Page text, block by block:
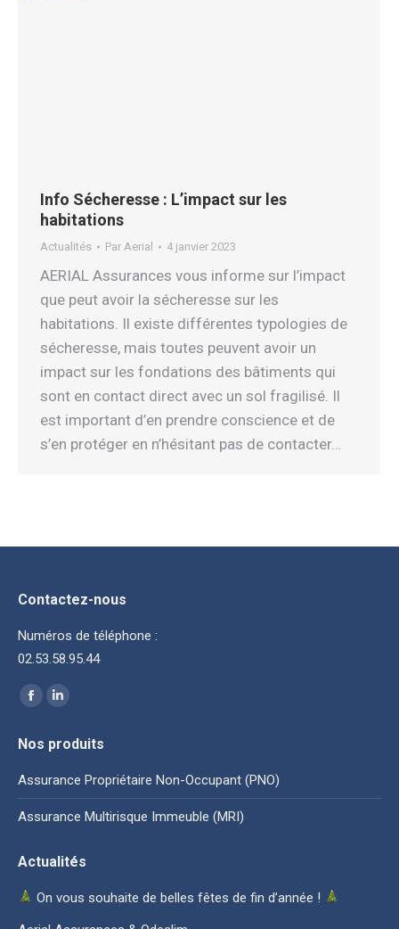
Info Sécheresse : L’impact sur les
habitations
Actualités Par Aerial 4 janvier 2023
AERIAL Assurances vous informe sur l’impact
que peut avoir la sécheresse sur les
habitations. Il existe différentes typologies de
sécheresse, mais toutes peuvent avoir un
impact sur les fondations des bâtiments qui
sont en contact direct avec un sol fragilisé. Il
est important d’en prendre conscience et de
s’en protéger en n’hésitant pas de contacter…
Contactez-nous
Numéros de téléphone :
02.53.58.95.44
Trouvez nous sur :
La
Facebook
s'ouvre
dans
une
fenêtre
La
LinkedIn
s'ouvre
dans
une
fenêtre
Nos produits
Assurance Propriétaire Non-Occupant (PNO)
Assurance Multirisque Immeuble (MRI)
Actualités
On vous souhaite de belles fêtes de fin d’année !